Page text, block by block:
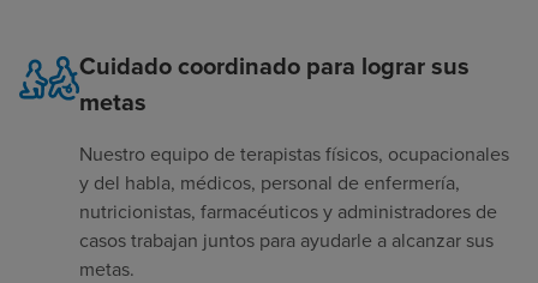
Cuidado coordinado para lograr sus
metas
Nuestro equipo de terapistas físicos, ocupacionales
y del habla, médicos, personal de enfermería,
nutricionistas, farmacéuticos y administradores de
casos trabajan juntos para ayudarle a alcanzar sus
metas.